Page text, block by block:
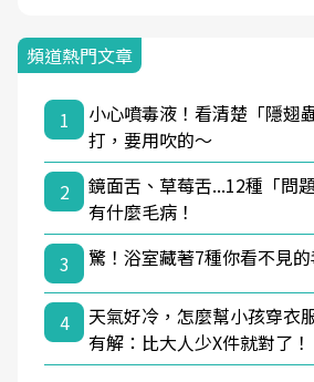
頻道熱門文章
1
小心噴毒液！看清楚「隱翅
打，要用吹的～
2
鏡面舌、草莓舌...12種「問
有什麼毛病！
3
驚！浴室藏著7種你看不見
4
天氣好冷，怎麼幫小孩穿衣
有解：比大人少X件就對了！